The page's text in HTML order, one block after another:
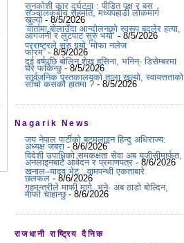
सुनकोशी कार दुर्घटना : पीडित पक्ष र बस
सञ्चालकबीच सहमति, मध्यपहाडी लोकमार्ग
खुल्यो - 8/5/2026
‘वार्तामा बोलाउँदा आन्दोलनको स्वरूप बदलेर हत्या,
आगजनी र लुटपाट सुरु भयो’ - 8/5/2026
परराष्ट्रले सुरु गर्‍यो ‘मोफा नलेज
फोरम’- 8/5/2026
दुई वर्षपछि बोलिन शेख हसिना, भनिन्- डिसेम्बरमा
घर फर्किन्छु- 8/5/2026
सार्वजनिक पुस्तकालयको ताला खुल्यो, स्वायत्तताको
साँचो कसको हातमा ? - 8/5/2026
Nagarik News
जय नेपाल पार्टीको बटमलाइन हिन्दु अधिराज्य:
अध्यक्ष जबरा - 8/6/2026
विदेशी उपाधिको समकक्षता सेवा अब यूजीसीमार्फत,
अनलाइनबाटै आवेदन र प्रमाणपत्र - 8/6/2026
खनाल–यादव भेट : वामपन्थी एकताबारे
छलफल - 8/6/2026
गृहमन्त्रीले माफी मागे, भने- अब ठाडो बोल्दिन,
माफी चाहान्छु- 8/6/2026
राजधानी राष्ट्रिय दैनिक